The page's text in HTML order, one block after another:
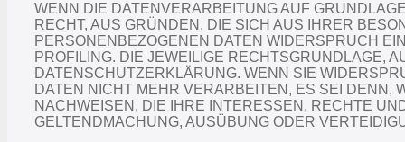
WENN DIE DATENVERARBEITUNG AUF
RECHT, AUS GRÜNDEN, DIE SICH AUS IHRER
PERSONENBEZOGENEN DATEN WIDERSPRUCH
PROFILING. DIE JEWEILIGE RECHTSGRUNDLAGE,
DATENSCHUTZERKLÄRUNG. WENN SIE
DATEN NICHT MEHR VERARBEITEN, ES SEI DENN,
NACHWEISEN, DIE IHRE INTERESSEN, RECHTE
GELTENDMACHUNG, AUSÜBUNG ODER